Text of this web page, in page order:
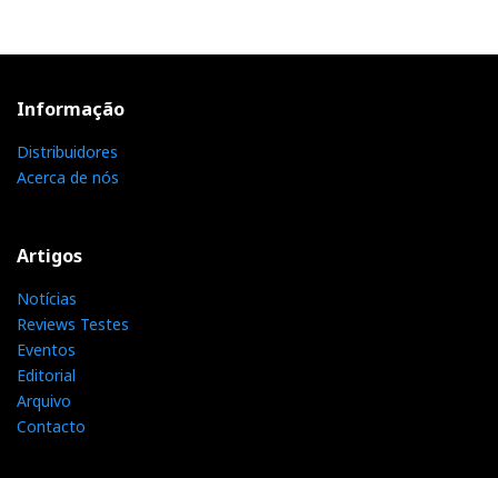
Informação
Distribuidores
Acerca de nós
Artigos
Notícias
Reviews Testes
Eventos
Editorial
Arquivo
Contacto